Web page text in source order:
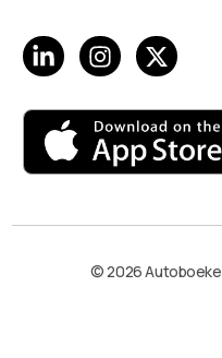
© 2026